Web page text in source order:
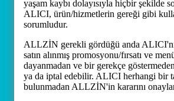
yaşam kaybı dolayısıyla hiçbir şekilde
ALICI, ürün/hizmetlerin gereği gibi
sorumludur.
ALLZİN gerekli gördüğü anda
satın alınmış promosyonu/fırsatı ve
dayanmadan ve bir gerekçe
ya da iptal edebilir. ALICI herhangi bir
bulunmadan ALLZİN'in kararını